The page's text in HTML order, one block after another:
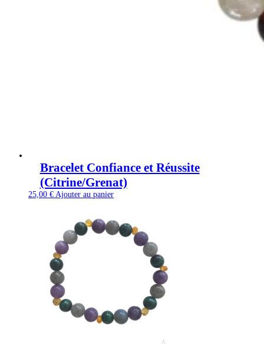
Bracelet Confiance et Réussite
(Citrine/Grenat)
25,00 € Ajouter au panier